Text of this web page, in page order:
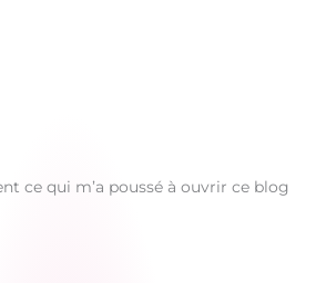
ce qui m’a poussé à ouvrir ce blog